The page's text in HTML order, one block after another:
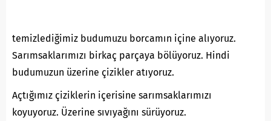
temizlediğimiz budumuzu borcamın içine alıyoruz.
Sarımsaklarımızı birkaç parçaya bölüyoruz. Hindi
budumuzun üzerine çizikler atıyoruz.
Açtığımız çiziklerin içerisine sarımsaklarımızı
koyuyoruz. Üzerine sıvıyağını sürüyoruz.